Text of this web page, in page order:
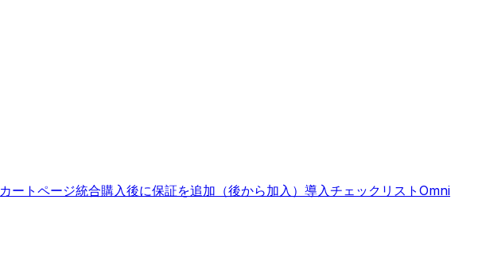
カートページ統合購入後に保証を追加（後から加入） 導入チェックリスト Omni